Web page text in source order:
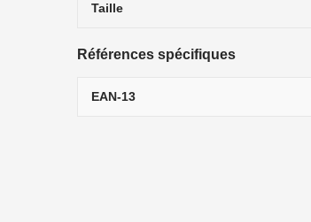
Taille
Références spécifiques
EAN-13